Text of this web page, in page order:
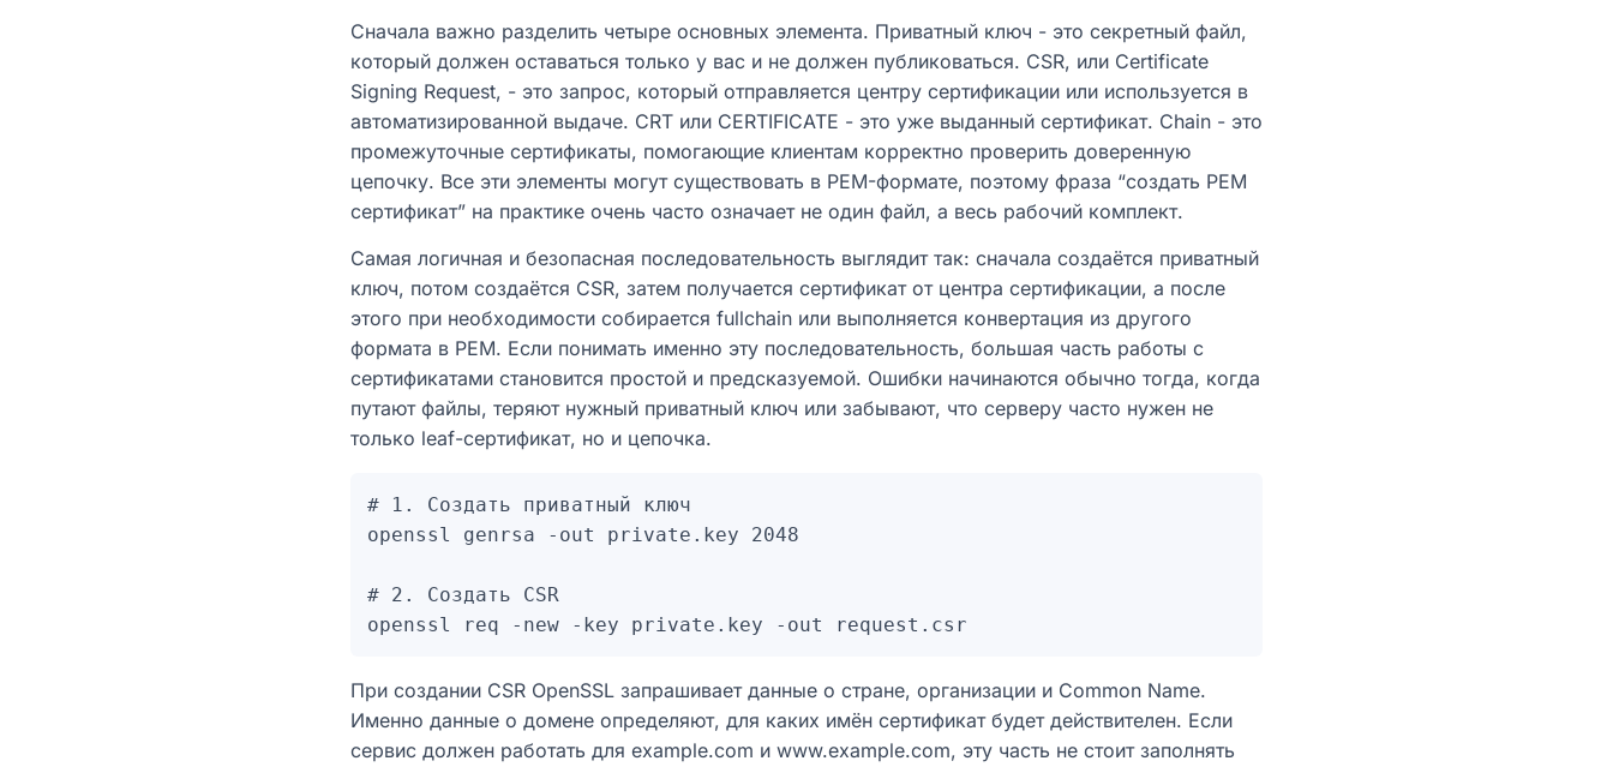
Сначала важно разделить четыре основных элемента. Приватный ключ - это секретный файл,
который должен оставаться только у вас и не должен публиковаться. CSR, или Certificate
Signing Request, - это запрос, который отправляется центру сертификации или используется в
автоматизированной выдаче. CRT или CERTIFICATE - это уже выданный сертификат. Chain - это
промежуточные сертификаты, помогающие клиентам корректно проверить доверенную
цепочку. Все эти элементы могут существовать в PEM-формате, поэтому фраза “создать PEM
сертификат” на практике очень часто означает не один файл, а весь рабочий комплект.
Самая логичная и безопасная последовательность выглядит так: сначала создаётся приватный
ключ, потом создаётся CSR, затем получается сертификат от центра сертификации, а после
этого при необходимости собирается fullchain или выполняется конвертация из другого
формата в PEM. Если понимать именно эту последовательность, большая часть работы с
сертификатами становится простой и предсказуемой. Ошибки начинаются обычно тогда, когда
путают файлы, теряют нужный приватный ключ или забывают, что серверу часто нужен не
только leaf-сертификат, но и цепочка.
# 1. Создать приватный ключ
openssl genrsa -out private.key 2048
# 2. Создать CSR
При создании CSR OpenSSL запрашивает данные о стране, организации и Common Name.
Именно данные о домене определяют, для каких имён сертификат будет действителен. Если
сервис должен работать для example.com и www.example.com, эту часть не стоит заполнять